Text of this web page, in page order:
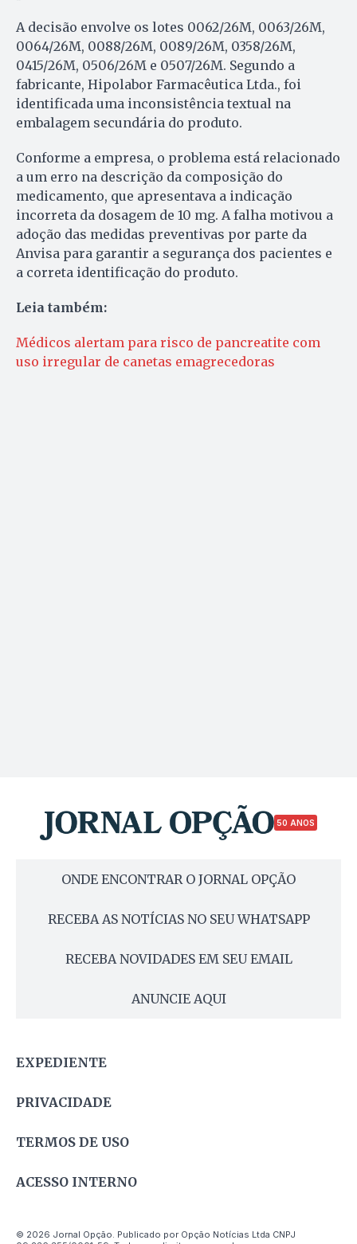
A decisão envolve os lotes 0062/26M, 0063/26M,
0064/26M, 0088/26M, 0089/26M, 0358/26M,
0415/26M, 0506/26M e 0507/26M. Segundo a
fabricante, Hipolabor Farmacêutica Ltda., foi
identificada uma inconsistência textual na
embalagem secundária do produto.
Conforme a empresa, o problema está relacionado
a um erro na descrição da composição do
medicamento, que apresentava a indicação
incorreta da dosagem de 10 mg. A falha motivou a
adoção das medidas preventivas por parte da
Anvisa para garantir a segurança dos pacientes e
a correta identificação do produto.
Leia também:
Médicos alertam para risco de pancreatite com
uso irregular de canetas emagrecedoras
50 ANOS
ONDE ENCONTRAR O JORNAL OPÇÃO
RECEBA AS NOTÍCIAS NO SEU WHATSAPP
RECEBA NOVIDADES EM SEU EMAIL
ANUNCIE AQUI
EXPEDIENTE
PRIVACIDADE
TERMOS DE USO
ACESSO INTERNO
© 2026 Jornal Opção. Publicado por Opção Notícias Ltda CNPJ